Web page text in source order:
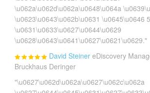
\u062a\u062d\u062a\u0648\u064a
\u0623\u0643\u062b\u0631 \u0645\u0646
\u0631\u0633\u0627\u0644\u0629
\u0628\u0643\u0641\u0627\u0621\u0629."
David Steiner eDiscovery
Bruckhaus Deringer
"\u0627\u062d\u062a\u0627\u062c\u062a